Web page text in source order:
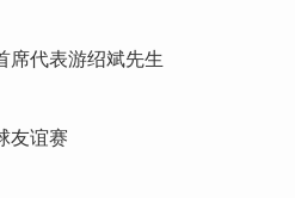
席代表游绍斌先生
友谊赛